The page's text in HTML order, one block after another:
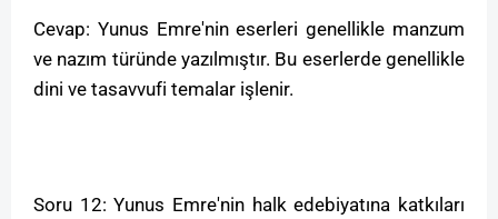
Cevap: Yunus Emre'nin eserleri genellikle manzum
ve nazım türünde yazılmıştır. Bu eserlerde genellikle
dini ve tasavvufi temalar işlenir.
Soru 12: Yunus Emre'nin halk edebiyatına katkıları